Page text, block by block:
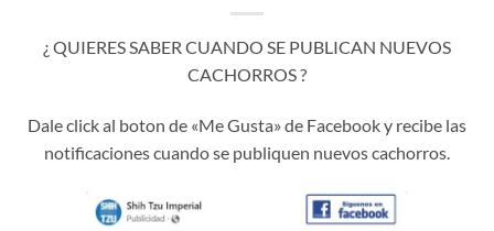
¿ QUIERES SABER CUANDO SE PUBLICAN NUEVOS
CACHORROS ?
Dale click al boton de «Me Gusta» de Facebook y recibe las
notificaciones cuando se publiquen nuevos cachorros.